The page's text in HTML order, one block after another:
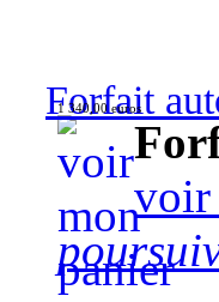
Forfait
1 340,00 euros
voir